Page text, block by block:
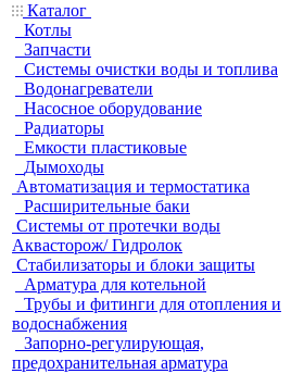
Каталог
Котлы
Запчасти
Системы очистки воды и топлива
Водонагреватели
Насосное оборудование
Радиаторы
Емкости пластиковые
Дымоходы
Автоматизация и термостатика
Расширительные баки
Системы от протечки воды
Аквасторож/ Гидролок
Стабилизаторы и блоки защиты
Арматура для котельной
Трубы и фитинги для отопления и
водоснабжения
Запорно-регулирующая,
предохранительная арматура